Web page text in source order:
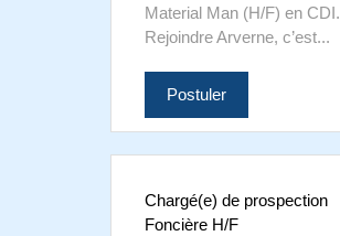
Material Man (H/F) en CDI.
Rejoindre Arverne, c’est...
Postuler
Chargé(e) de prospection
Foncière H/F